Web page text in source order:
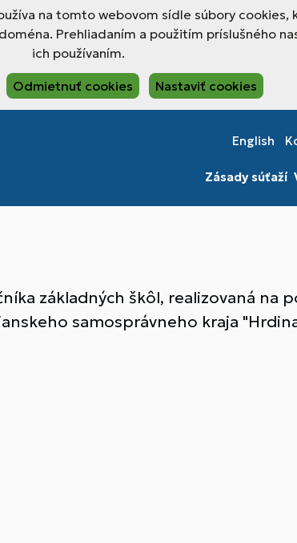
na tomto webovom sídle súbory
Prehliadaním a použitím príslušného
ich používaním.
Odmietnuť cookies Nastaviť cookies
English
Zásady súťaží
základných škôl, realizovaná
samosprávneho kraja